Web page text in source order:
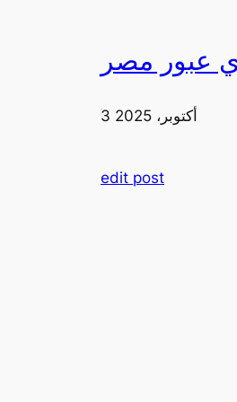
3 أكتوبر، 2025
edit post